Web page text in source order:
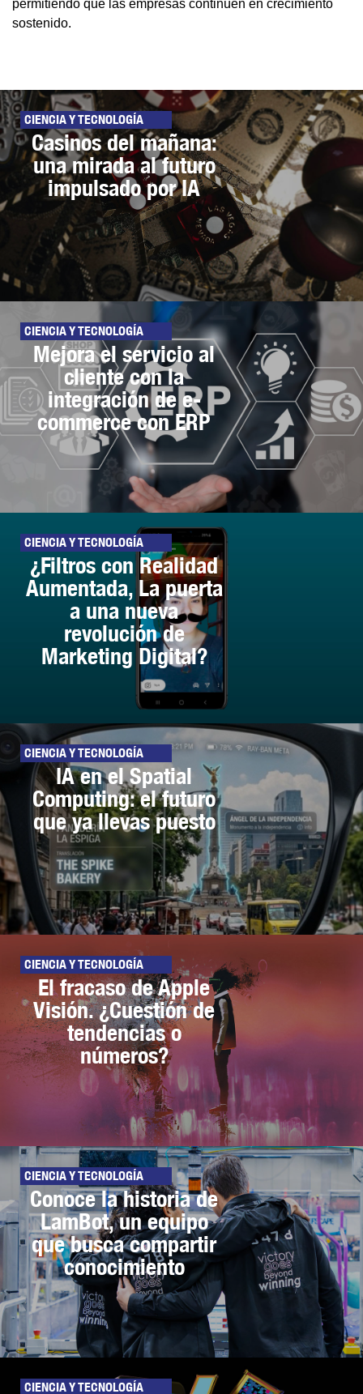
permitiendo que las empresas continúen en crecimiento
sostenido.
CIENCIA Y TECNOLOGÍA
Casinos del mañana:
una mirada al futuro
impulsado por IA
CIENCIA Y TECNOLOGÍA
Mejora el servicio al
cliente con la
integración de e-
commerce con ERP
CIENCIA Y TECNOLOGÍA
¿Filtros con Realidad
Aumentada, La puerta
a una nueva
revolución de
Marketing Digital?
CIENCIA Y TECNOLOGÍA
IA en el Spatial
Computing: el futuro
que ya llevas puesto
CIENCIA Y TECNOLOGÍA
El fracaso de Apple
Visión. ¿Cuestión de
tendencias o
números?
CIENCIA Y TECNOLOGÍA
Conoce la historia de
LamBot, un equipo
que busca compartir
conocimiento
CIENCIA Y TECNOLOGÍA